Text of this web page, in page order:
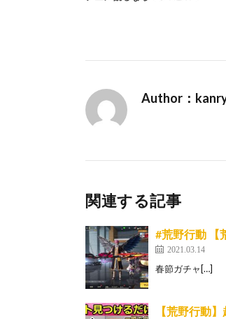
Author：
関連する記事
#荒野行動 【
2021.03.14
春節ガチャ[…]
【荒野行動